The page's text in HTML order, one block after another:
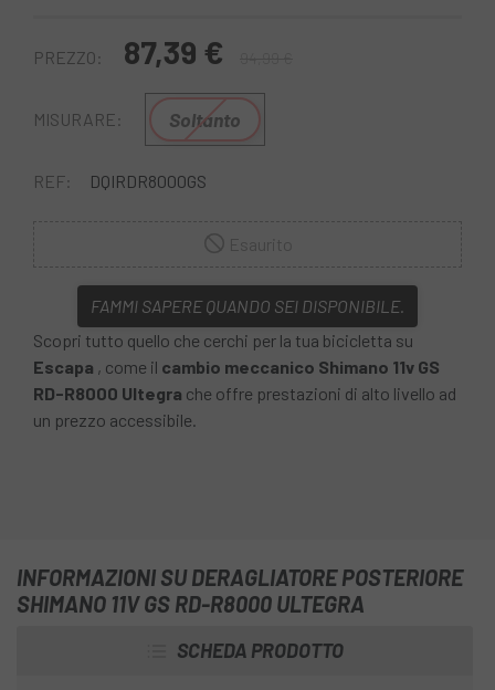
PREZZO: 87,39 €
MISURARE: Soltanto
REF: DQIRDR8000GS
FAMMI SAPERE QUANDO SEI DISPONIBILE.
Scopri tutto quello che cerchi per la tua bicicletta su
Escapa , come il cambio meccanico Shimano 11v GS
RD-R8000 Ultegra che offre prestazioni di alto livello ad
un prezzo accessibile.
INFORMAZIONI SU DERAGLIATORE POSTERIORE
SHIMANO 11V GS RD-R8000 ULTEGRA
SCHEDA PRODOTTO